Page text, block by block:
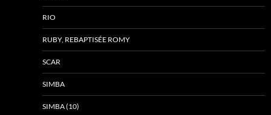
RIO
RUBY, REBAPTISÉE ROMY
SCAR
SIMBA
SIMBA (10)